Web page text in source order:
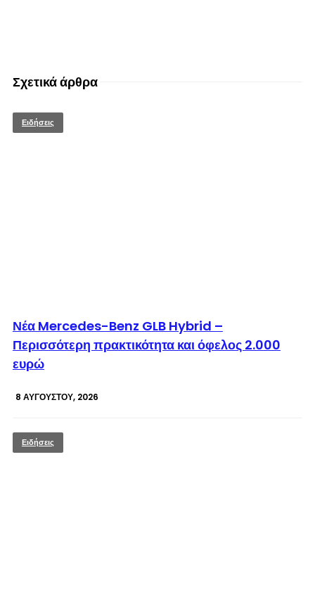
Σχετικά άρθρα
Ειδήσεις
Νέα Mercedes-Benz GLB Hybrid –
Περισσότερη πρακτικότητα και όφελος 2.000
ευρώ
8 ΑΥΓΟΎΣΤΟΥ, 2026
Ειδήσεις